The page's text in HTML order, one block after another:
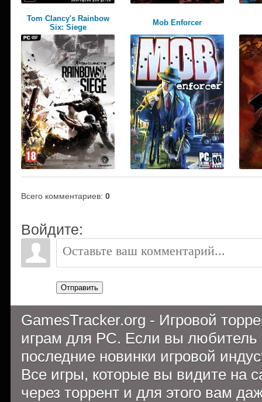
Tom Clancy's Rainbow
Six: Siege
Mob Enforcer
Всего комментариев: 0
Войдите:
Отправить
GamesTracker.org - Игровой
играм для PC. Если вы
последние новинки игровой
Все игры, которые вы видите на
через торрент и для этого вам